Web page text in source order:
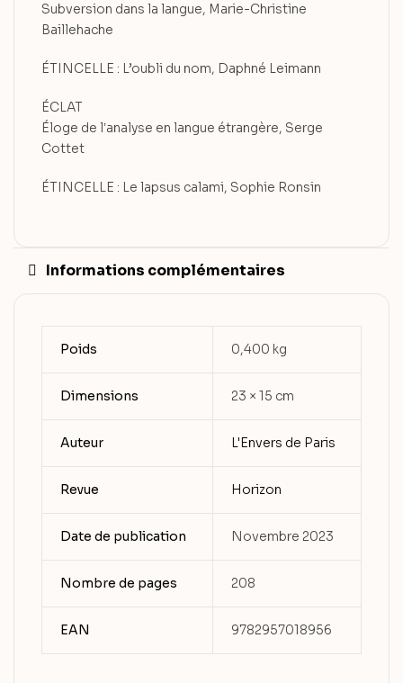
Subversion dans la langue, Marie-Christine
Baillehache
ÉTINCELLE : L’oubli du nom, Daphné Leimann
ÉCLAT
Éloge de lʼanalyse en langue étrangère, Serge
Cottet
ÉTINCELLE : Le lapsus calami, Sophie Ronsin
Informations complémentaires
Poids 0,400 kg
Dimensions 23 × 15 cm
Auteur L'Envers de Paris
Revue Horizon
Date de publication Novembre 2023
Nombre de pages 208
EAN 9782957018956